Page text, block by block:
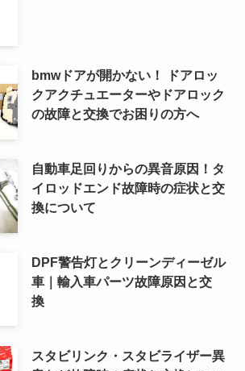
bmwドアが開かない！ ドアロッ
クアクチュエーターやドアロック
の故障と交換でお困りの方へ
自動車足回りからの異音原因！タ
イロッドエンド故障時の症状と交
換について
DPF警告灯とクリーンディーゼル
車｜輸入車パーツ故障原因と交
換
スタビリンク・スタビライザー異